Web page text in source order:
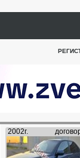
2002г.